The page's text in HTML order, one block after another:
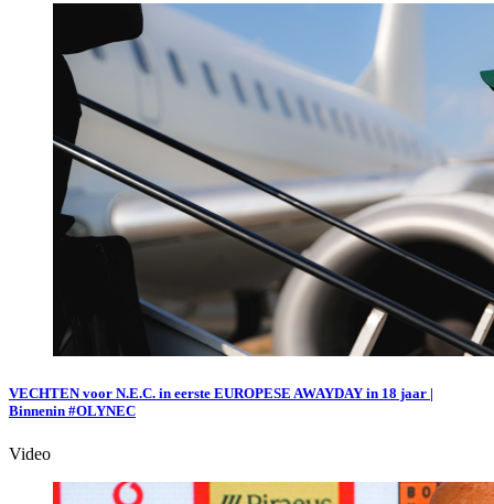
VECHTEN voor N.E.C. in eerste EUROPESE AWAYDAY in 18 jaar |
Binnenin #OLYNEC
Video